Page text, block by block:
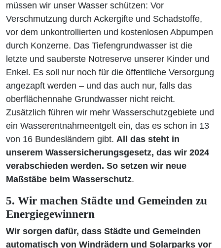
müssen wir unser Wasser schützen: Vor
Verschmutzung durch Ackergifte und Schadstoffe,
vor dem unkontrollierten und kostenlosen Abpumpen
durch Konzerne. Das Tiefengrundwasser ist die
letzte und sauberste Notreserve unserer Kinder und
Enkel. Es soll nur noch für die öffentliche Versorgung
angezapft werden – und das auch nur, falls das
oberflächennahe Grundwasser nicht reicht.
Zusätzlich führen wir mehr Wasserschutzgebiete und
ein Wasserentnahmeentgelt ein, das es schon in 13
von 16 Bundesländern gibt. All das steht in
unserem Wassersicherungsgesetz, das wir 2024
verabschieden werden. So setzen wir neue
Maßstäbe beim Wasserschutz.
5. Wir machen Städte und Gemeinden zu
Energiegewinnern
Wir sorgen dafür, dass Städte und Gemeinden
automatisch von Windrädern und Solarparks vor